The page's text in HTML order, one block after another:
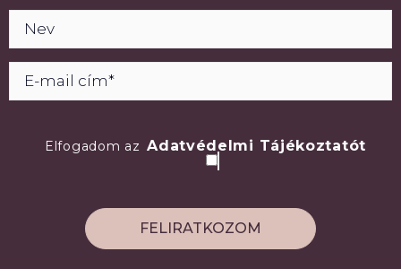
Elfogadom az Adatvédelmi Tájékoztatót